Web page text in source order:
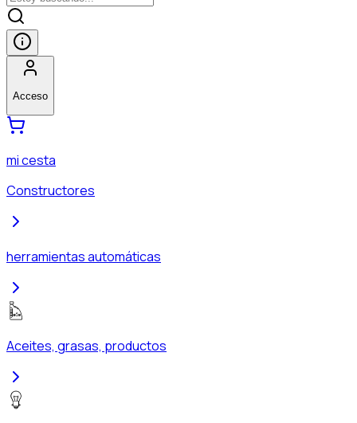
Acceso
mi cesta
Constructores
herramientas automáticas
Aceites, grasas, productos